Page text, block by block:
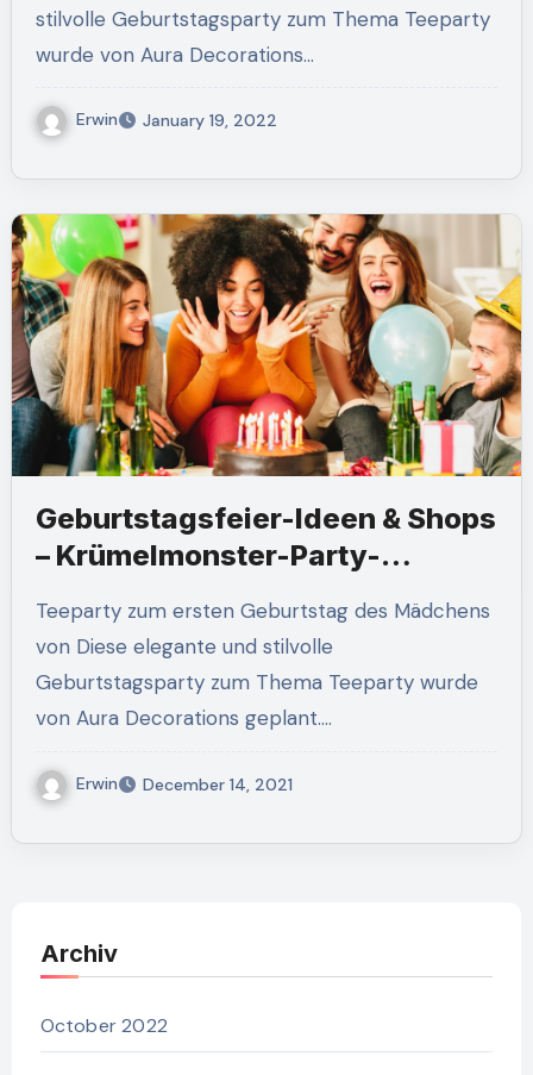
stilvolle Geburtstagsparty zum Thema Teeparty
wurde von Aura Decorations…
Erwin January 19, 2022
Geburtstagsfeier-Ideen & Shops
– Krümelmonster-Party-
Teeparty zum ersten Geburtstag des Mädchens
von Diese elegante und stilvolle
Geburtstagsparty zum Thema Teeparty wurde
von Aura Decorations geplant.…
Erwin December 14, 2021
Archiv
October 2022